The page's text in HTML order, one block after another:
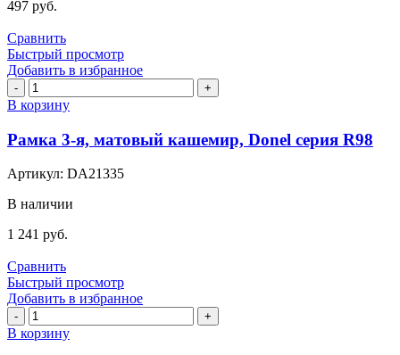
497 руб.
Сравнить
Быстрый просмотр
Добавить в избранное
Количество
товара
Рамка
я,
матовый
кашемир,
серия
R98
В корзину
Рамка 3-я, матовый кашемир, Donel серия R98
Артикул: DA21335
В наличии
1 241 руб.
Сравнить
Быстрый просмотр
Добавить в избранное
Количество
товара
Рамка
В корзину